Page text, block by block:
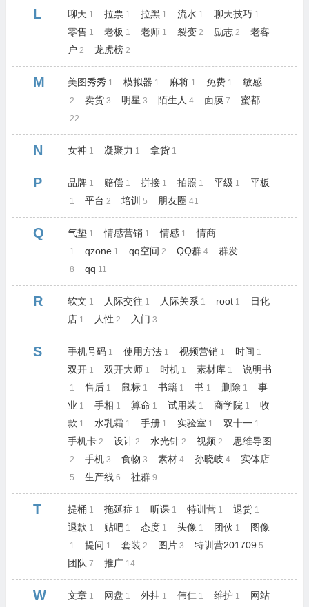
L 聊天 1 拉票 1 拉黑 1 流水 1 聊天技巧 1
零售 1 老板 1 老师 1 裂变 2 励志 2
老客
户 2 龙虎榜 2
M 美图秀秀 1 模拟器 1 麻将 1 免费 1 敏感
2 卖货 3 明星 3 陌生人 4 面膜 7 蜜都
22
N 女神 1 凝聚力 1 拿货 1
P 品牌 1 赔偿 1 拼接 1 拍照 1 平级 1 平板
1 平台 2 培训 5 朋友圈 41
Q 气垫 1 情感营销 1 情感 1 情商
1 qzone 1 qq空间 2 QQ群 4 群发
8 qq 11
R 软文 1 人际交往 1 人际关系 1 root 1
日化
店 1 人性 2 入门 3
S 手机号码 1 使用方法 1 视频营销 1 时间 1
双开 1 双开大师 1 时机 1 素材库 1 说明书
1 售后 1 鼠标 1 书籍 1 书 1 删除 1
事
业 1 手相 1 算命 1 试用装 1 商学院 1
收
款 1 水乳霜 1 手册 1 实验室 1 双十一 1
手机卡 2 设计 2 水光针 2 视频 2 思维导图
2 手机 3 食物 3 素材 4 孙晓岐 4 实体店
5 生产线 6 社群 9
T 提桶 1 拖延症 1 听课 1 特训营 1 退货 1
退款 1 贴吧 1 态度 1 头像 1 团伙 1 图像
1 提问 1 套装 2 图片 3 特训营201709 5
团队 7 推广 14
W 文章 1 网盘 1 外挂 1 伟仁 1 维护 1 网站